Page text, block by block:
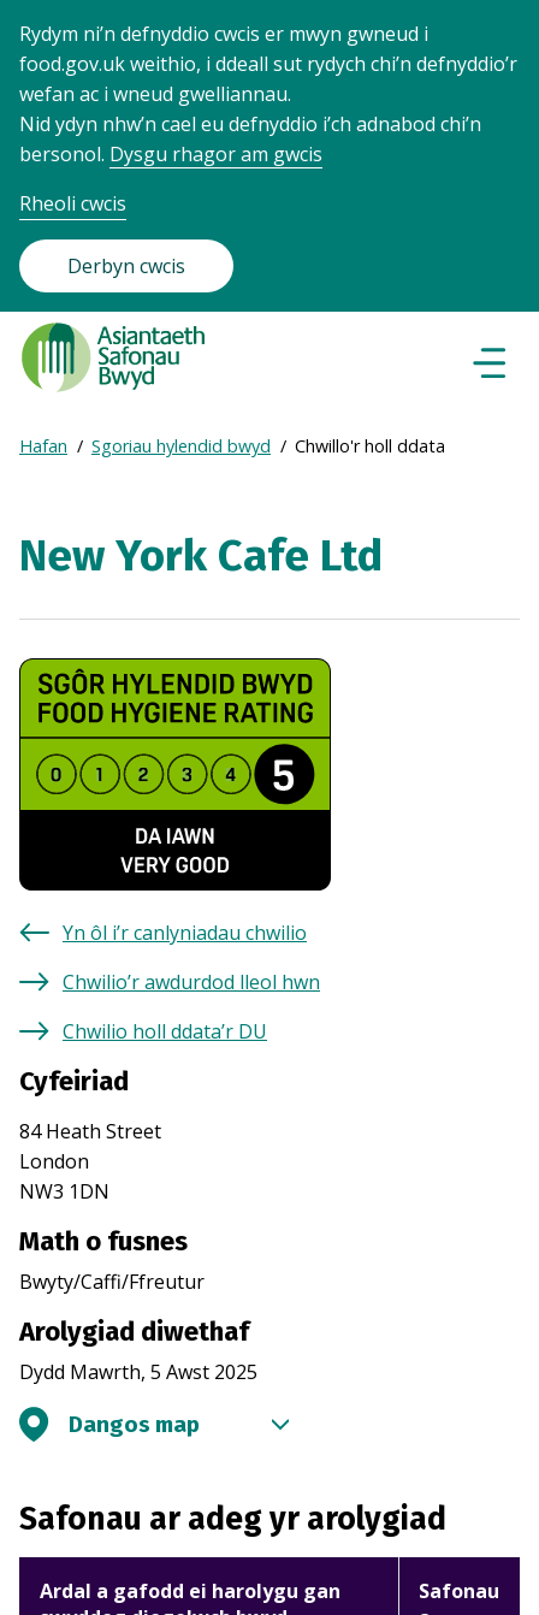
Rydym ni’n defnyddio cwcis er mwyn gwneud i
food.gov.uk weithio, i ddeall sut rydych chi’n defnyddio’r
wefan ac i wneud gwelliannau.
Nid ydyn nhw’n cael eu defnyddio i’ch adnabod chi’n
bersonol. Dysgu rhagor am gwcis
Rheoli cwcis
Derbyn cwcis
Food
Standards
Agency
Frontpage
Breadcrumb
Expand
breadcrumb
Hafan Sgoriau hylendid bwyd Chwillo'r holl ddata
New York Cafe Ltd
Yn ôl i’r canlyniadau chwilio
Chwilio’r awdurdod lleol hwn
Chwilio holl ddata’r DU
Cyfeiriad
84 Heath Street
London
NW3 1DN
Math o fusnes
Bwyty/Caffi/Ffreutur
Arolygiad diwethaf
Dydd Mawrth, 5 Awst 2025
Dangos map
Safonau ar adeg yr arolygiad
Ardal a gafodd ei harolygu gan
Safonau